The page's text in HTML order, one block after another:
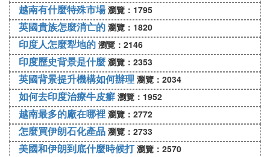
2.路
新德里的道路大部分是水泥路，少數是柏油路。其實
有很多隱藏的土路，所以讓讓我們談談印度人修路的
方式。他們把土路整平，然後直接噴瀝青。注意，它
這里的噴霧不濃，但像噴漆。說白了就是噴漆，把土
路偽裝成柏油路。還有沒有過往車輛，完全沒有問
越南有什麼特殊市場 瀏覽：1795
英國貴族怎麼消亡的 瀏覽：1820
印度人怎麼犁地的 瀏覽：2146
印度歷史背景是什麼 瀏覽：2353
英國背景提升機構如何辦理 瀏覽：2034
如何去印度治療牛皮癬 瀏覽：1952
越南最多的廠在哪裡 瀏覽：2772
怎麼買伊朗石化產品 瀏覽：2733
美國和伊朗到底什麼時候打 瀏覽：2570